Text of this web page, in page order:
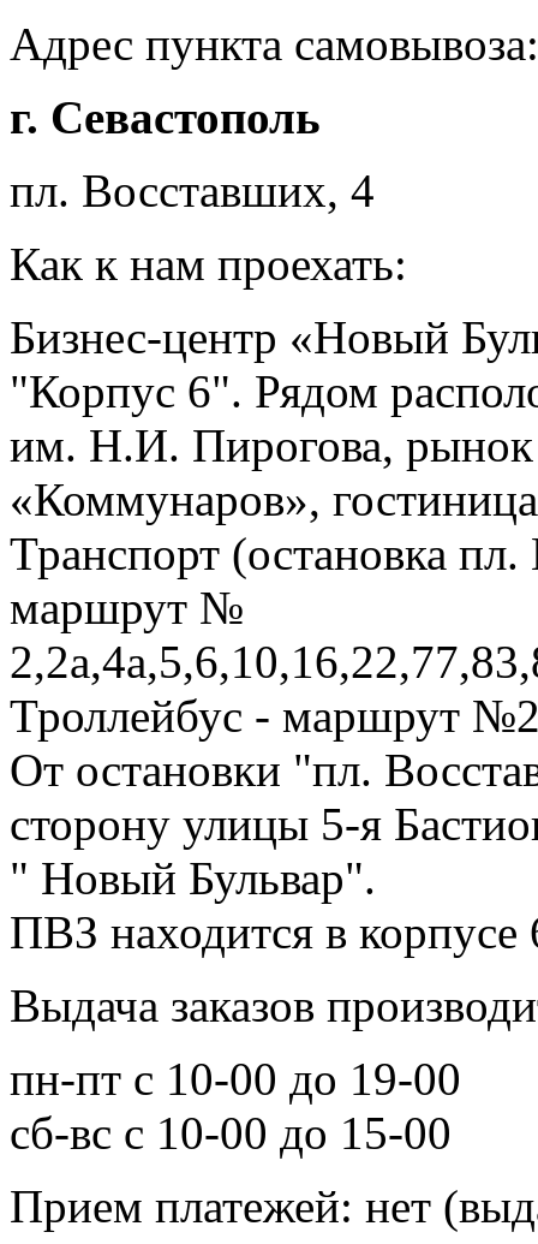
Адрес пункта самовывоза:
г. Севастополь
пл. Восставших, 4
Как к нам проехать:
Бизнес-центр «Новый
"Корпус 6". Рядом
им. Н.И. Пирогова, рынок
«Коммунаров»,
Транспорт (остановка
маршрут №
Троллейбус - маршрут
От остановки "пл.
сторону улицы 5-я
" Новый Бульвар".
ПВЗ находится в
Выдача заказов
пн-пт с 10-00 до 19-00
сб-вс с 10-00 до 15-00
Прием платежей: нет